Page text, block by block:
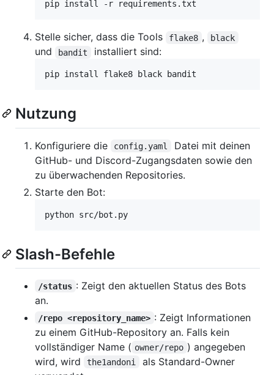
pip install -r requirements.txt
Stelle sicher, dass die Tools flake8 , black
und bandit installiert sind:
pip install flake8 black bandit
Nutzung
Konfiguriere die config.yaml
Datei mit deinen
GitHub- und Discord-Zugangsdaten sowie den
zu überwachenden Repositories.
Starte den Bot:
python src/bot.py
Slash-Befehle
/status : Zeigt den aktuellen Status des Bots
an.
/repo <repository_name> : Zeigt Informationen
zu einem GitHub-Repository an. Falls kein
vollständiger Name ( owner/repo ) angegeben
wird, wird
the1andoni
als Standard-Owner